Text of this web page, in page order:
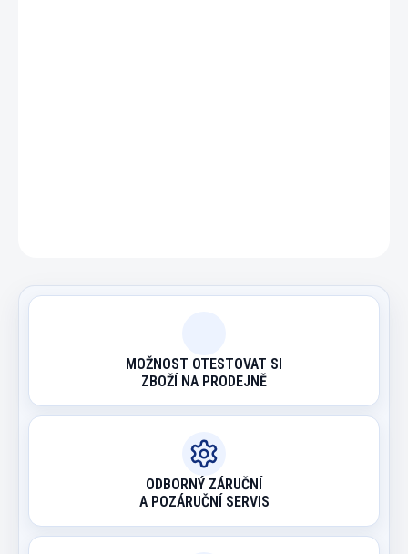
MOŽNOST OTESTOVAT SI
ZBOŽÍ NA PRODEJNĚ
ODBORNÝ ZÁRUČNÍ
A POZÁRUČNÍ SERVIS